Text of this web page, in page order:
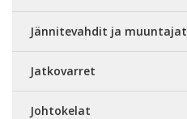
Jännitevahdit ja muuntajat
Jatkovarret
Johtokelat